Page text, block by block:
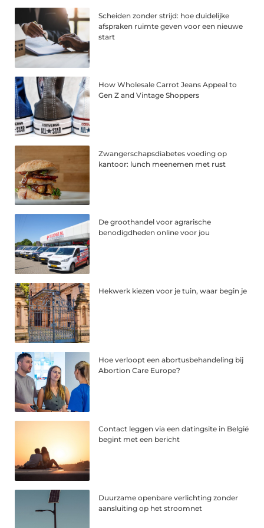
Scheiden zonder strijd: hoe duidelijke
afspraken ruimte geven voor een nieuwe
start
How Wholesale Carrot Jeans Appeal to
Gen Z and Vintage Shoppers
Zwangerschapsdiabetes voeding op
kantoor: lunch meenemen met rust
De groothandel voor agrarische
benodigdheden online voor jou
Hekwerk kiezen voor je tuin, waar begin je
Hoe verloopt een abortusbehandeling bij
Abortion Care Europe?
Contact leggen via een datingsite in België
begint met een bericht
Duurzame openbare verlichting zonder
aansluiting op het stroomnet